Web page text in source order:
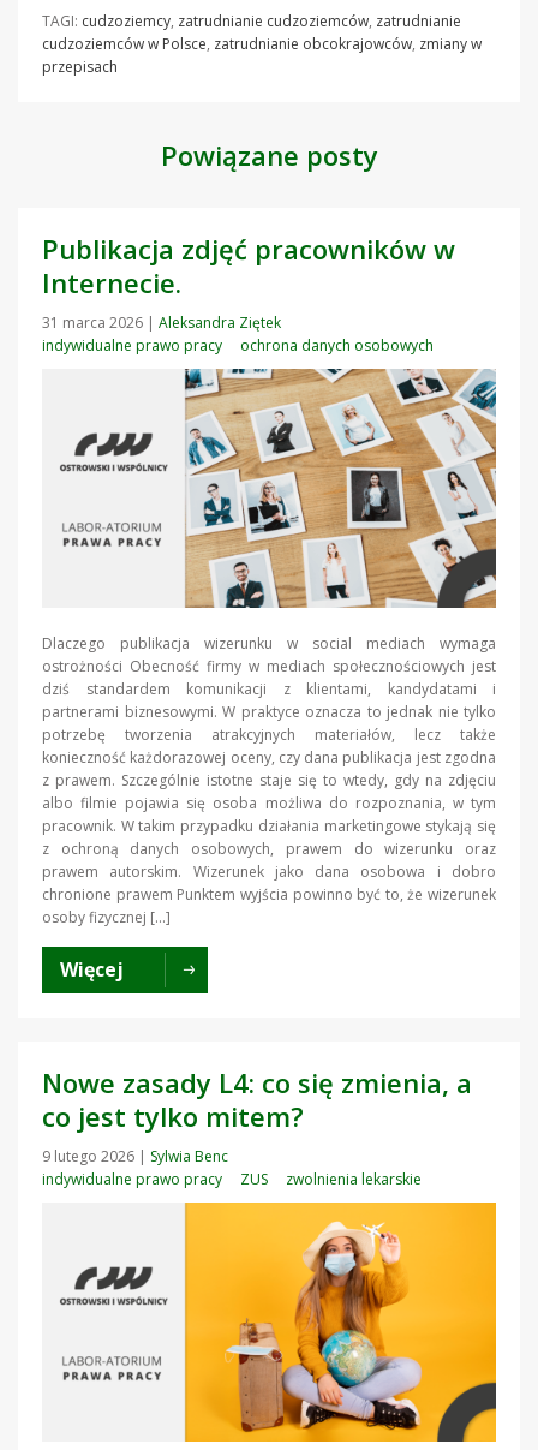
TAGI: cudzoziemcy, zatrudnianie cudzoziemców, zatrudnianie
cudzoziemców w Polsce, zatrudnianie obcokrajowców, zmiany w
przepisach
Powiązane posty
Publikacja zdjęć pracowników w
Internecie.
31 marca 2026 | Aleksandra Ziętek
indywidualne prawo pracy
ochrona danych osobowych
Dlaczego publikacja wizerunku w social mediach wymaga
ostrożności Obecność firmy w mediach społecznościowych jest
dziś standardem komunikacji z klientami, kandydatami i
partnerami biznesowymi. W praktyce oznacza to jednak nie tylko
potrzebę tworzenia atrakcyjnych materiałów, lecz także
konieczność każdorazowej oceny, czy dana publikacja jest zgodna
z prawem. Szczególnie istotne staje się to wtedy, gdy na zdjęciu
albo filmie pojawia się osoba możliwa do rozpoznania, w tym
pracownik. W takim przypadku działania marketingowe stykają się
z ochroną danych osobowych, prawem do wizerunku oraz
prawem autorskim. Wizerunek jako dana osobowa i dobro
chronione prawem Punktem wyjścia powinno być to, że wizerunek
osoby fizycznej […]
Więcej
Nowe zasady L4: co się zmienia, a
co jest tylko mitem?
9 lutego 2026 | Sylwia Benc
indywidualne prawo pracy
ZUS zwolnienia lekarskie